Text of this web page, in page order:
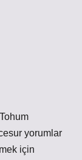
yorumlar
için